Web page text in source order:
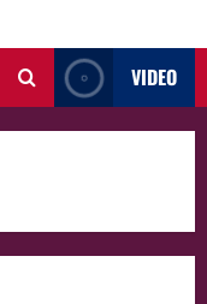
VIDEO